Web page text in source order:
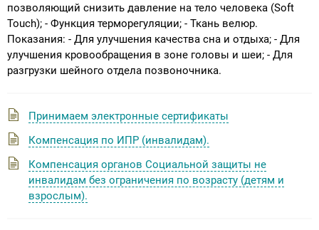
позволяющий снизить давление на тело человека (Soft
Touch); - Функция терморегуляции; - Ткань велюр.
Показания: - Для улучшения качества сна и отдыха; - Для
улучшения кровообращения в зоне головы и шеи; - Для
разгрузки шейного отдела позвоночника.
Принимаем электронные сертификаты
Компенсация по ИПР (инвалидам).
Компенсация органов Социальной защиты не
инвалидам без ограничения по возрасту (детям и
взрослым).